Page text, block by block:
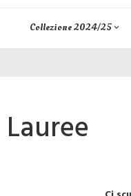
Collezione 2024/25keyboard_arrow_down
Lauree